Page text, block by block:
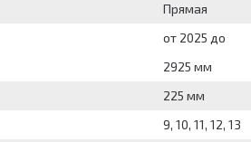
Прямая
от 2025 до
2925 мм
225 мм
9, 10, 11, 12, 13